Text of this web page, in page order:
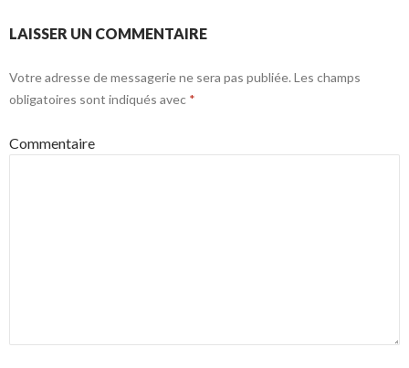
LAISSER UN COMMENTAIRE
Votre adresse de messagerie ne sera pas publiée. Les champs
obligatoires sont indiqués avec *
Commentaire